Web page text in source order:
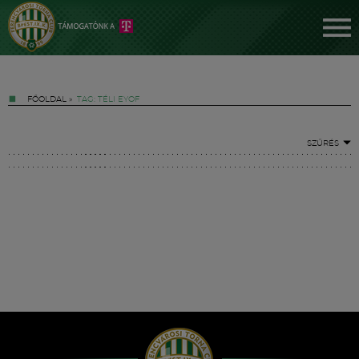
FŐOLDAL » TAG: TÉLI EYOF
SZŰRÉS
Hírek